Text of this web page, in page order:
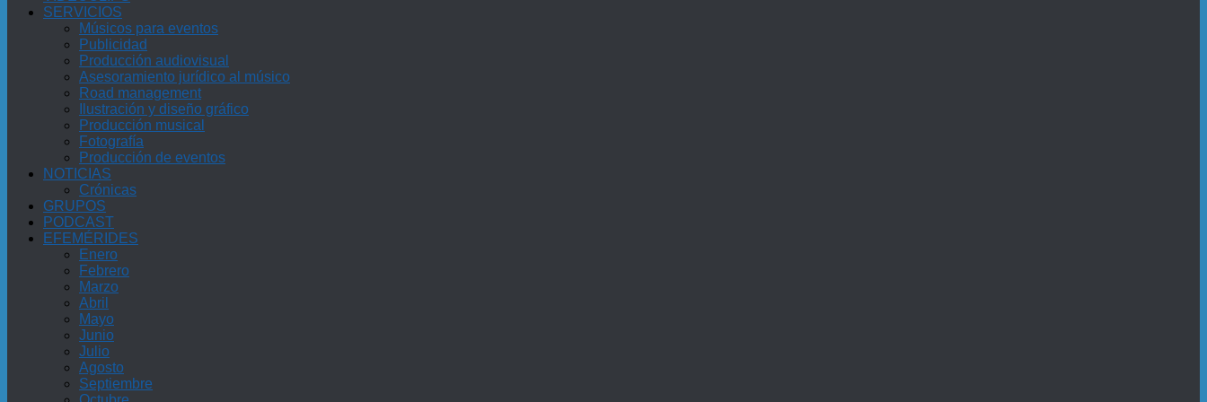
SERVICIOS
Músicos para eventos
Publicidad
Producción audiovisual
Asesoramiento jurídico al músico
Road management
Ilustración y diseño gráfico
Producción musical
Fotografía
Producción de eventos
NOTICIAS
Crónicas
GRUPOS
PODCAST
EFEMÉRIDES
Enero
Febrero
Marzo
Abril
Mayo
Junio
Julio
Agosto
Septiembre